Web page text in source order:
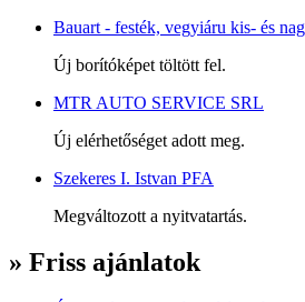
Bauart - festék, vegyiáru kis- és
Új borítóképet töltött fel.
MTR AUTO SERVICE SRL
Új elérhetőséget adott meg.
Szekeres I. Istvan PFA
Megváltozott a nyitvatartás.
» Friss ajánlatok